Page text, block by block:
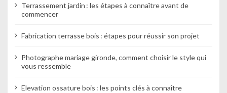
Terrassement jardin : les étapes à connaître avant de
commencer
Fabrication terrasse bois : étapes pour réussir son projet
Photographe mariage gironde, comment choisir le style qui
vous ressemble
Elevation ossature bois : les points clés à connaître